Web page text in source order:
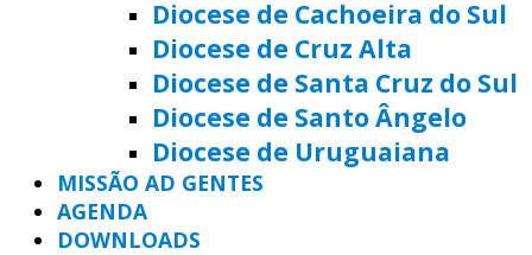
Diocese de Cachoeira do Sul
Diocese de Cruz Alta
Diocese de Santa Cruz do Sul
Diocese de Santo Ângelo
Diocese de Uruguaiana
MISSÃO AD GENTES
AGENDA
DOWNLOADS